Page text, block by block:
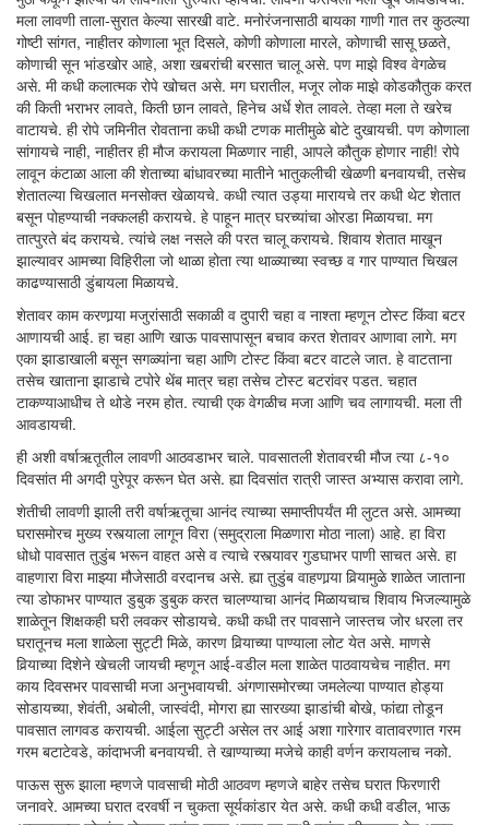
मला लावणी ताला-सुरात केल्या सारखी वाटे. मनोरंजनासाठी बायका गाणी गात तर कुठल्या
गोष्टी सांगत, नाहीतर कोणाला भूत दिसले, कोणी कोणाला मारले, कोणाची सासू छळते,
कोणाची सून भांडखोर आहे, अशा खबरांची बरसात चालू असे. पण माझे विश्व वेगळेच
असे. मी कधी कलात्मक रोपे खोचत असे. मग घरातील, मजूर लोक माझे कोडकौतुक करत
की किती भराभर लावते, किती छान लावते, हिनेच अर्धे शेत लावले. तेव्हा मला ते खरेच
वाटायचे. ही रोपे जमिनीत रोवताना कधी कधी टणक मातीमुळे बोटे दुखायची. पण कोणाला
सांगायचे नाही, नाहीतर ही मौज करायला मिळणार नाही, आपले कौतुक होणार नाही! रोपे
लावून कंटाळा आला की शेताच्या बांधावरच्या मातीने भातुकलीची खेळणी बनवायची, तसेच
शेतातल्या चिखलात मनसोक्त खेळायचे. कधी त्यात उड्या मारायचे तर कधी थेट शेतात
बसून पोहण्याची नक्कलही करायचे. हे पाहून मात्र घरच्यांचा ओरडा मिळायचा. मग
तात्पुरते बंद करायचे. त्यांचे लक्ष नसले की परत चालू करायचे. शिवाय शेतात माखून
झाल्यावर आमच्या विहिरीला जो थाळा होता त्या थाळ्याच्या स्वच्छ व गार पाण्यात चिखल
काढण्यासाठी डुंबायला मिळायचे.
शेतावर काम करणार्‍या मजुरांसाठी सकाळी व दुपारी चहा व नाश्ता म्हणून टोस्ट किंवा बटर
आणायची आई. हा चहा आणि खाऊ पावसापासून बचाव करत शेतावर आणावा लागे. मग
एका झाडाखाली बसून सगळ्यांना चहा आणि टोस्ट किंवा बटर वाटले जात. हे वाटताना
तसेच खाताना झाडाचे टपोरे थेंब मात्र चहा तसेच टोस्ट बटरांवर पडत. चहात
टाकण्याआधीच ते थोडे नरम होत. त्याची एक वेगळीच मजा आणि चव लागायची. मला ती
आवडायची.
ही अशी वर्षाऋतूतील लावणी आठवडाभर चाले. पावसातली शेतावरची मौज त्या ८-१०
दिवसांत मी अगदी पुरेपूर करून घेत असे. ह्या दिवसांत रात्री जास्त अभ्यास करावा लागे.
शेतीची लावणी झाली तरी वर्षाऋतूचा आनंद त्याच्या समाप्तीपर्यंत मी लुटत असे. आमच्या
घरासमोरच मुख्य रस्त्याला लागून विरा (समुद्राला मिळणारा मोठा नाला) आहे. हा विरा
धोधो पावसात तुडुंब भरून वाहत असे व त्याचे रस्त्यावर गुडघाभर पाणी साचत असे. हा
वाहणारा विरा माझ्या मौजेसाठी वरदानच असे. ह्या तुडुंब वाहणार्‍या विर्‍यामुळे शाळेत जाताना
त्या डोफाभर पाण्यात डुबुक डुबुक करत चालण्याचा आनंद मिळायचाच शिवाय भिजल्यामुळे
शाळेतून शिक्षकही घरी लवकर सोडायचे. कधी कधी तर पावसाने जास्तच जोर धरला तर
घरातूनच मला शाळेला सुट्टी मिळे, कारण विर्‍याच्या पाण्याला लोट येत असे. माणसे
विर्‍याच्या दिशेने खेचली जायची म्हणून आई-वडील मला शाळेत पाठवायचेच नाहीत. मग
काय दिवसभर पावसाची मजा अनुभवायची. अंगणासमोरच्या जमलेल्या पाण्यात होड्या
सोडायच्या, शेवंती, अबोली, जास्वंदी, मोगरा ह्या सारख्या झाडांची बोखे, फांद्या तोडून
पावसात लागवड करायची. आईला सुट्टी असेल तर आई अशा गारेगार वातावरणात गरम
गरम बटाटेवडे, कांदाभजी बनवायची. ते खाण्याच्या मजेचे काही वर्णन करायलाच नको.
पाऊस सुरू झाला म्हणजे पावसाची मोठी आठवण म्हणजे बाहेर तसेच घरात फिरणारी
जनावरे. आमच्या घरात दरवर्षी न चुकता सूर्यकांडार येत असे. कधी कधी वडील, भाऊ